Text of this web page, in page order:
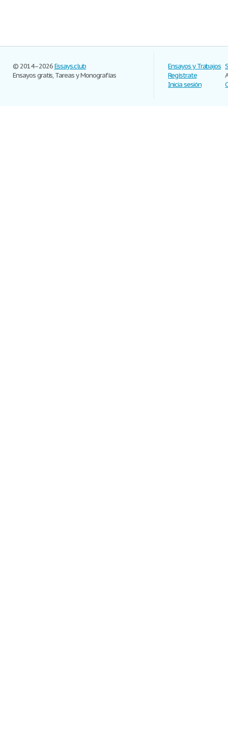
© 2014–2026Essays.club
Ensayos gratis, Tareas y Monografías
Ensayos y Trabajos
Regístrate
Inicia sesión